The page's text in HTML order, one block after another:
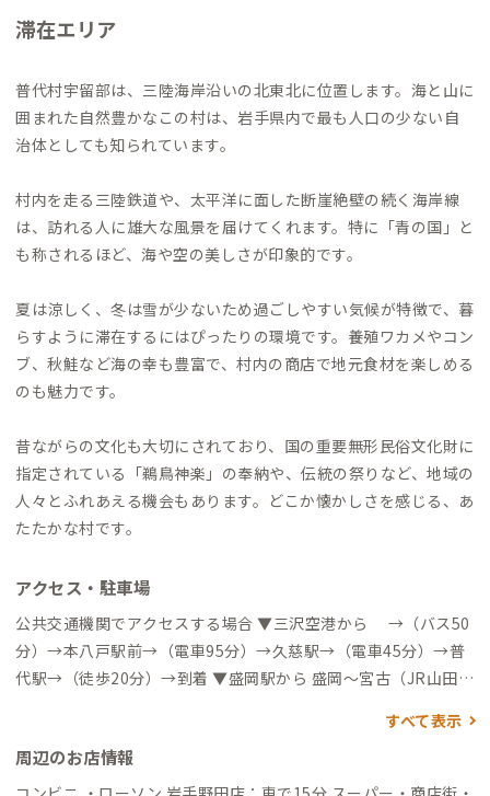
滞在エリア
普代村宇留部は、三陸海岸沿いの北東北に位置します。海と山に
囲まれた自然豊かなこの村は、岩手県内で最も人口の少ない自
治体としても知られています。
村内を走る三陸鉄道や、太平洋に面した断崖絶壁の続く海岸線
は、訪れる人に雄大な風景を届けてくれます。特に「青の国」と
も称されるほど、海や空の美しさが印象的です。
夏は涼しく、冬は雪が少ないため過ごしやすい気候が特徴で、暮
らすように滞在するにはぴったりの環境です。養殖ワカメやコン
ブ、秋鮭など海の幸も豊富で、村内の商店で地元食材を楽しめる
のも魅力です。
昔ながらの文化も大切にされており、国の重要無形民俗文化財に
指定されている「鵜鳥神楽」の奉納や、伝統の祭りなど、地域の
人々とふれあえる機会もあります。どこか懐かしさを感じる、あ
たたかな村です。
アクセス・駐車場
公共交通機関でアクセスする場合 ▼三沢空港から →（バス50
分）→本八戸駅前→（電車95分）→久慈駅→（電車45分）→普
代駅→（徒歩20分）→到着 ▼盛岡駅から 盛岡〜宮古（JR山田
手県北バス106急行・2時間） 宮古駅〜普代駅（三陸鉄道リアス
線・約60分） 普代駅～普代B邸（徒歩・20分） ▼二戸駅から 二
すべて表示
周辺のお店情報